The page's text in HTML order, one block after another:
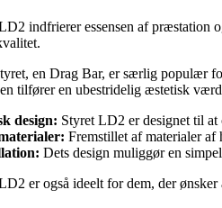
indfrierer essensen af præstation
en Drag Bar, er særlig populær
tilfører en ubestridelig æstetisk
design: Styret LD2 er designet til
Fremstillet af materialer
Dets design muliggør en
er også ideelt for dem, der